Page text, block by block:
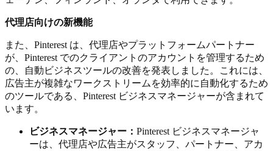
代理店向けの新機能
また、Pinterest は、代理店やプラットフォームパートナー
が、Pinterest でのクライアントのアカウントを管理するため
の、自動ビジネスツールの改善を発表しました。これには、
広告主が複雑なワークストリームを効率的に自動化するため
のツールである、Pinterest ビジネスマネージャーが含まれて
います。
ビジネスマネージャー： Pinterest ビジネスマネージャ
ーは、代理店や広告主がスタッフ、パートナー、アカ